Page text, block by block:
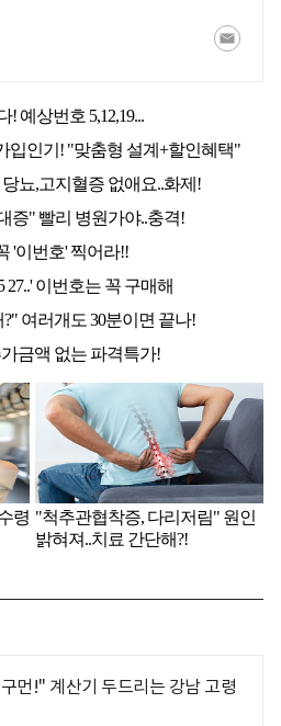
먼!" 계산기 두드리는 강남 고령